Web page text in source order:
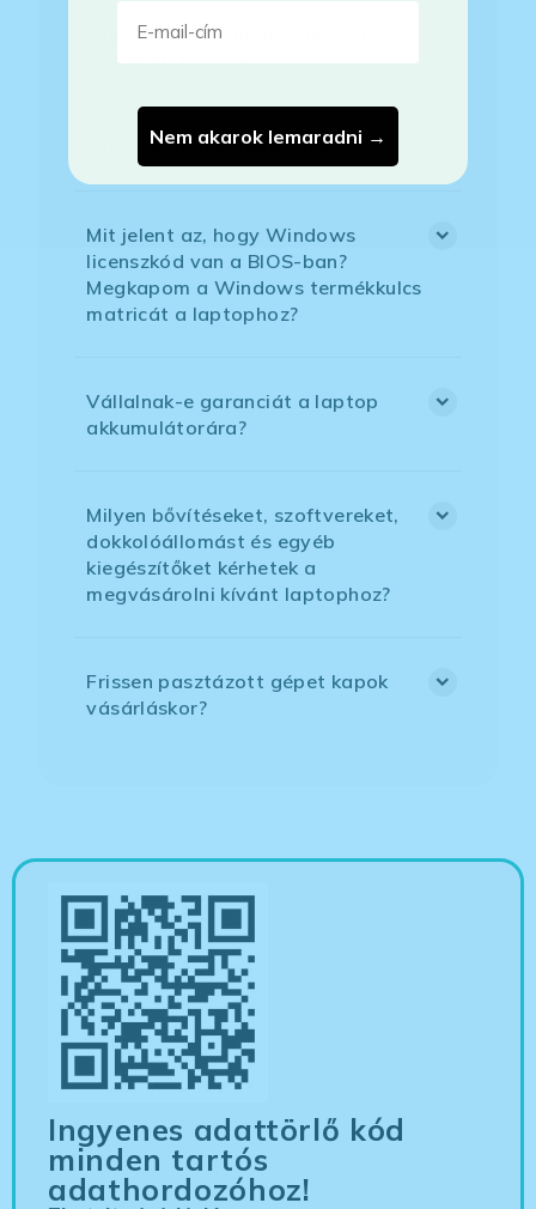
Hogyan tudom megrendelni a
kiszemelt laptopot?
Áfás számlát tudnak adni?
Mit jelent az, hogy Windows
licenszkód van a BIOS-ban?
Megkapom a Windows termékkulcs
matricát a laptophoz?
Vállalnak-e garanciát a laptop
akkumulátorára?
Milyen bővítéseket, szoftvereket,
dokkolóállomást és egyéb
kiegészítőket kérhetek a
megvásárolni kívánt laptophoz?
Frissen pasztázott gépet kapok
vásárláskor?
Ingyenes adattörlő kód
minden tartós
adathordozóhoz!
Nem akarok lemaradni →